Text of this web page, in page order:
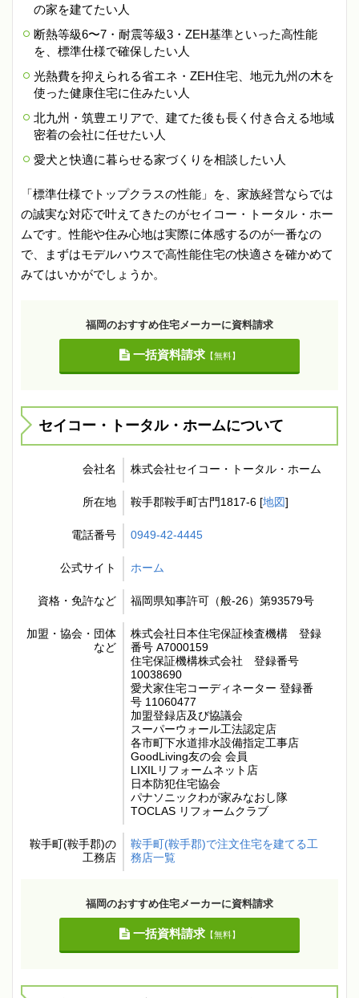
の家を建てたい人
断熱等級6〜7・耐震等級3・ZEH基準といった高性能
を、標準仕様で確保したい人
光熱費を抑えられる省エネ・ZEH住宅、地元九州の木を
使った健康住宅に住みたい人
北九州・筑豊エリアで、建てた後も長く付き合える地域
密着の会社に任せたい人
愛犬と快適に暮らせる家づくりを相談したい人
「標準仕様でトップクラスの性能」を、家族経営ならでは
の誠実な対応で叶えてきたのがセイコー・トータル・ホー
ムです。性能や住み心地は実際に体感するのが一番なの
で、まずはモデルハウスで高性能住宅の快適さを確かめて
みてはいかがでしょうか。
福岡のおすすめ住宅メーカーに資料請求
一括資料請求【無料】
セイコー・トータル・ホームについて
会社名 株式会社セイコー・トータル・ホーム
所在地 鞍手郡鞍手町古門1817-6 [地図]
電話番号 0949-42-4445
公式サイト ホーム
資格・免許など 福岡県知事許可（般-26）第93579号
加盟・協会・団体
など
株式会社日本住宅保証検査機構 登録
番号 A7000159
住宅保証機構株式会社 登録番号
10038690
愛犬家住宅コーディネーター 登録番
号 11060477
加盟登録店及び協議会
スーパーウォール工法認定店
各市町下水道排水設備指定工事店
GoodLiving友の会 会員
LIXILリフォームネット店
日本防犯住宅協会
パナソニックわが家みなおし隊
TOCLAS リフォームクラブ
鞍手町(鞍手郡)の
工務店
鞍手町(鞍手郡)で注文住宅を建てる工
務店一覧
福岡のおすすめ住宅メーカーに資料請求
一括資料請求【無料】